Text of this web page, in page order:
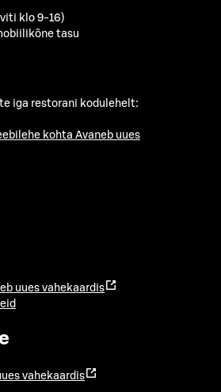
klo 9-16)
tasu
iga restorani kodulehelt:
kohta Avaneb uues
uues vahekaardis
vahekaardis